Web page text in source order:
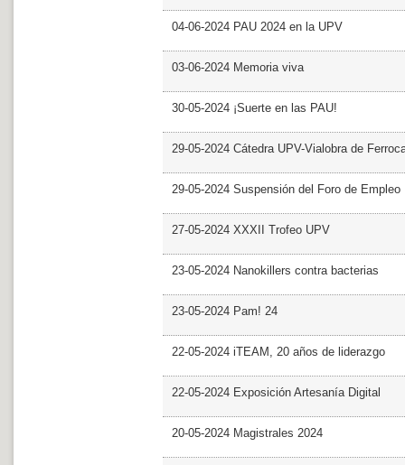
04-06-2024 PAU 2024 en la UPV
03-06-2024 Memoria viva
30-05-2024 ¡Suerte en las PAU!
29-05-2024 Cátedra UPV-Vialobra de
29-05-2024 Suspensión del Foro de Empleo
27-05-2024 XXXII Trofeo UPV
23-05-2024 Nanokillers contra bacterias
23-05-2024 Pam! 24
22-05-2024 iTEAM, 20 años de liderazgo
22-05-2024 Exposición Artesanía Digital
20-05-2024 Magistrales 2024